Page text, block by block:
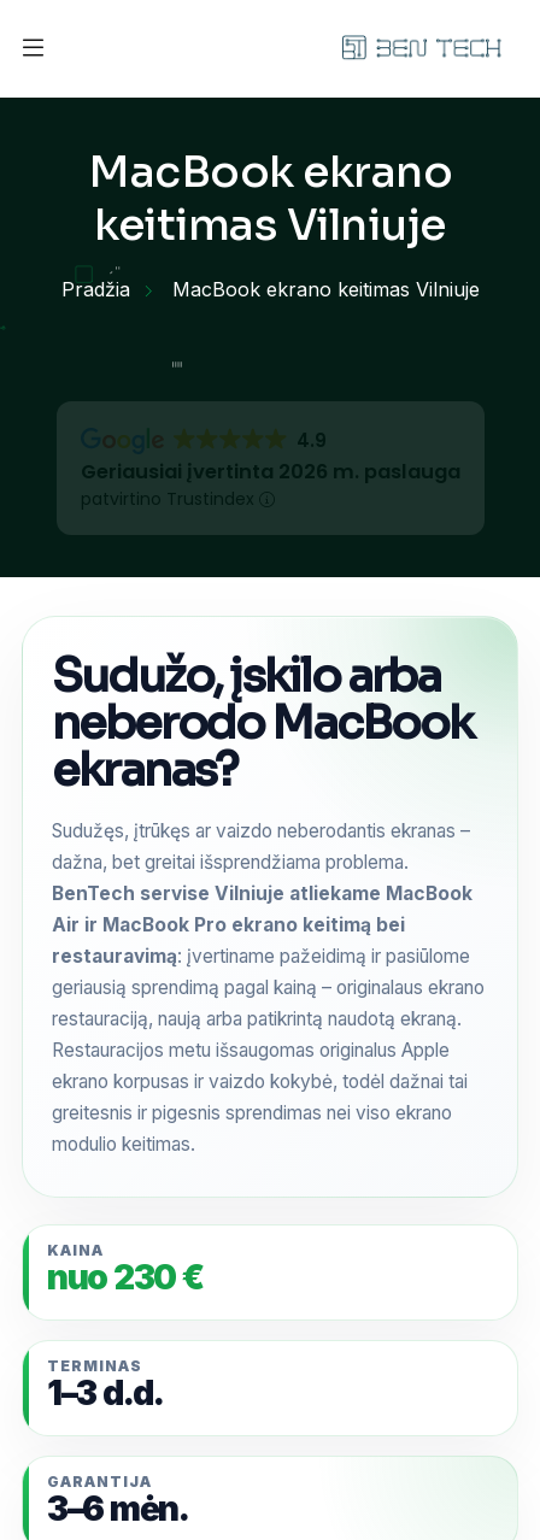
MacBook ekrano
keitimas Vilniuje
Pradžia MacBook ekrano keitimas Vilniuje
4.9
Geriausiai įvertinta 2026 m. paslauga
patvirtino Trustindex
Sudužo, įskilo arba
neberodo MacBook
ekranas?
Sudužęs, įtrūkęs ar vaizdo neberodantis ekranas –
dažna, bet greitai išsprendžiama problema.
BenTech servise Vilniuje atliekame MacBook
Air ir MacBook Pro ekrano keitimą bei
restauravimą: įvertiname pažeidimą ir pasiūlome
geriausią sprendimą pagal kainą – originalaus ekrano
restauraciją, naują arba patikrintą naudotą ekraną.
Restauracijos metu išsaugomas originalus Apple
ekrano korpusas ir vaizdo kokybė, todėl dažnai tai
greitesnis ir pigesnis sprendimas nei viso ekrano
modulio keitimas.
KAINA
nuo 230 €
TERMINAS
1–3 d.d.
GARANTIJA
3–6 mėn.